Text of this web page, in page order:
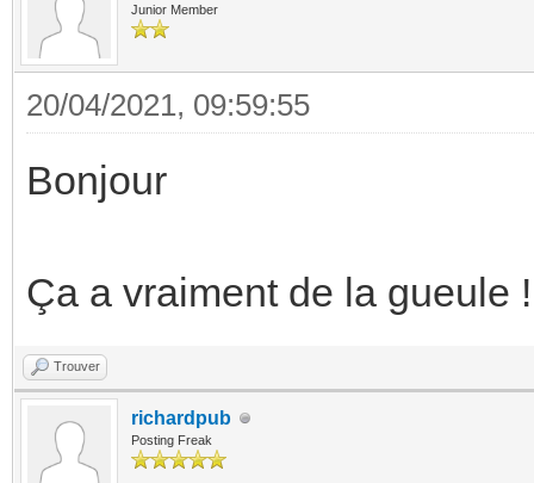
Junior Member
20/04/2021, 09:59:55
Bonjour
Ça a vraiment de la gueule !
Trouver
richardpub
Posting Freak